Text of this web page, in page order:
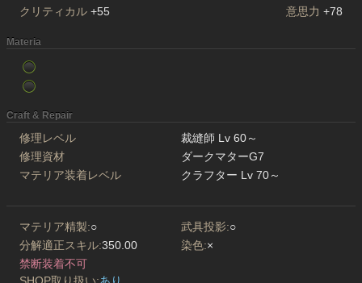
クリティカル +55 意思力 +78
Materia
Craft & Repair
修理レベル
裁縫師 Lv 60～
修理資材
ダークマターG7
マテリア装着レベル
クラフター Lv 70～
マテリア精製:○ 武具投影:○
分解適正スキル:350.00 染色:×
禁断装着不可